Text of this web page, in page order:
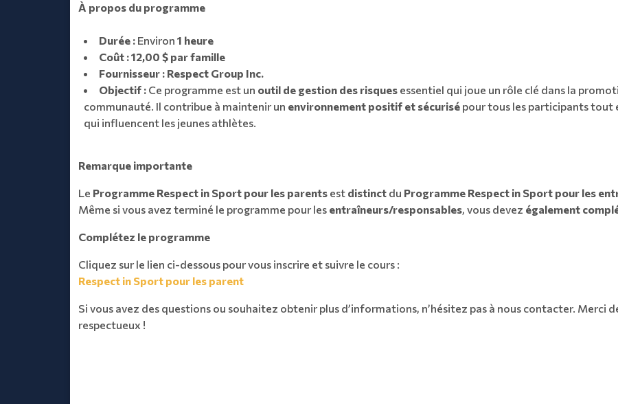
À propos du programme
Durée : Environ 1 heure
Coût :12,00 $ par famille
Fournisseur : Respect Group Inc.
Objectif : Ce programme est un outil de gestion des risques essentiel qui joue un rôle clé dans la
communauté. Il contribue à maintenir un environnement positif et sécurisé pour tous les participants
qui influencent les jeunes athlètes.
Remarque importante
Le Programme Respect in Sport pour les parents est distinct du Programme Respect in Sport pour les
Même si vous avez terminé le programme pour les entraîneurs/responsables, vous devez également
Complétez le programme
Cliquez sur le lien ci-dessous pour vous inscrire et suivre le cours :
Respect in Sport pour les parent
Si vous avez des questions ou souhaitez obtenir plus d’informations, n’hésitez pas à nous contacter.
respectueux !